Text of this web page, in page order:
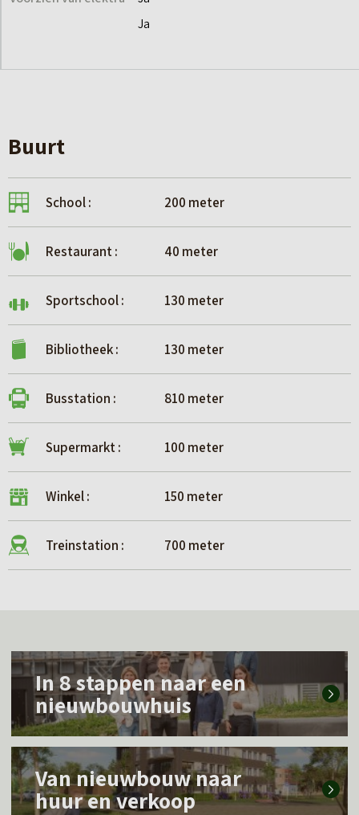
Ja
Buurt
School : 200 meter
Restaurant : 40 meter
Sportschool : 130 meter
Bibliotheek : 130 meter
Busstation : 810 meter
Supermarkt : 100 meter
Winkel : 150 meter
Treinstation : 700 meter
L
s
m
e
In 8 stappen naar een
nieuwbouwhuis
L
e
Van nieuwbouw naar
huur en verkoop